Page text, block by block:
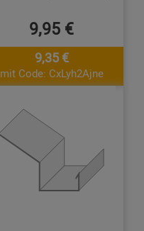
9,95 €
9,35 €
mit Code: CxLyh2Ajne